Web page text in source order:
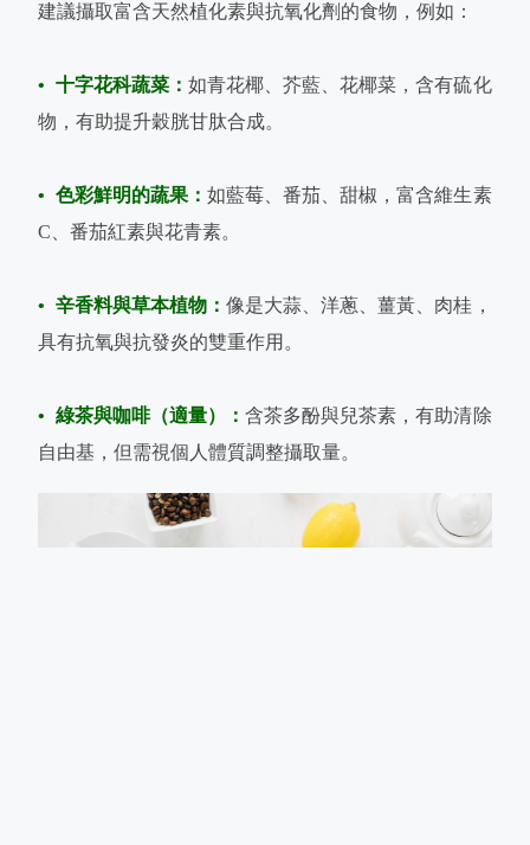
建議攝取富含天然植化素與抗氧化劑的食物，例如：
• 十字花科蔬菜： 如青花椰、芥藍、花椰菜，含有硫化
物，有助提升穀胱甘肽合成。
• 色彩鮮明的蔬果： 如藍莓、番茄、甜椒，富含維生素
C、番茄紅素與花青素。
• 辛香料與草本植物： 像是大蒜、洋蔥、薑黃、肉桂，
具有抗氧與抗發炎的雙重作用。
• 綠茶與咖啡（適量）： 含茶多酚與兒茶素，有助清除
自由基，但需視個人體質調整攝取量。